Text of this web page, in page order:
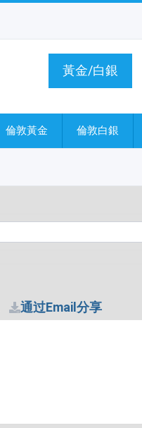
黃金/白銀
倫敦黃金 倫敦白銀
通过Email分享